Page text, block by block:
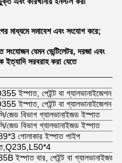
মাধ্যমে সমাবেশ এবং সংযোগ করে;
সংযোজন যেমন ভেন্টিলেটর, দরজা এবং
ইত্যাদি সরবরাহ করা যেতে
ইস্পাত, পেইন্ট বা গ্যালভানাইজেশন
ইস্পাত, পেইন্ট বা গ্যালভানাইজেশন
জেড বিভাগ গ্যালভানাইজড ইস্পাত
জেড বিভাগ গ্যালভানাইজড ইস্পাত
গোলাকার ইস্পাত পাইপ
ইস্পাত বার, পেইন্ট বা গ্যালভানাইজড